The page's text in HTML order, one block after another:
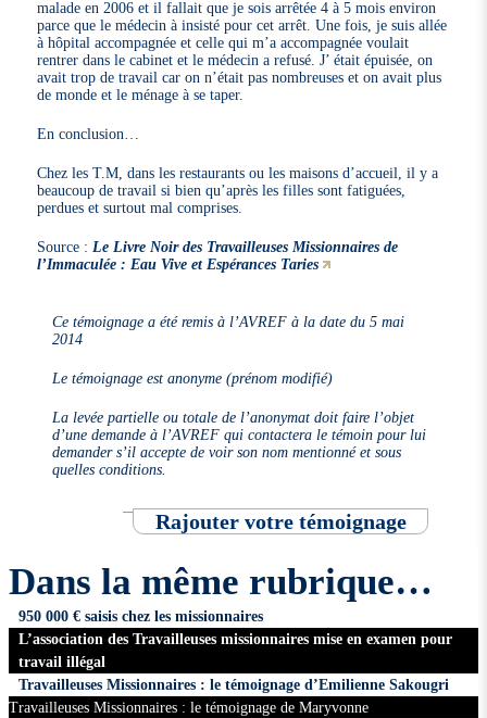
malade en 2006 et il fallait que je sois arrêtée 4 à 5 mois environ
parce que le médecin à insisté pour cet arrêt. Une fois, je suis allée
à hôpital accompagnée et celle qui m’a accompagnée voulait
rentrer dans le cabinet et le médecin a refusé. J’ était épuisée, on
avait trop de travail car on n’était pas nombreuses et on avait plus
de monde et le ménage à se taper.
En conclusion…
Chez les T.M, dans les restaurants ou les maisons d’accueil, il y a
beaucoup de travail si bien qu’après les filles sont fatiguées,
perdues et surtout mal comprises.
Source : Le Livre Noir des Travailleuses Missionnaires de
l’Immaculée : Eau Vive et Espérances Taries
Ce témoignage a été remis à l’AVREF à la date du 5 mai
2014
Le témoignage est anonyme (prénom modifié)
La levée partielle ou totale de l’anonymat doit faire l’objet
d’une demande à l’AVREF qui contactera le témoin pour lui
demander s’il accepte de voir son nom mentionné et sous
quelles conditions.
Rajouter votre témoignage
Dans la même rubrique…
950 000 € saisis chez les missionnaires
L’association des Travailleuses missionnaires mise en examen pour
travail illégal
Travailleuses Missionnaires : le témoignage d’Emilienne Sakougri
Travailleuses Missionnaires : le témoignage de Maryvonne